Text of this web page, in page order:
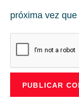
próxima vez